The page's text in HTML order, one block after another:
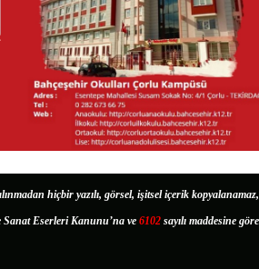
hiçbir yazılı, görsel, işitsel içerik kopyalanamaz,
Sanat Eserleri Kanunu’na ve 6102 sayılı maddesine göre